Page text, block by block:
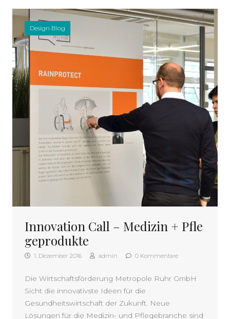
Design Blog
Innovation Call – Medizin + Pfle
geprodukte
1. Dezember 2016 admin 0 Kommentare
Die Wirtschaftsförderung Metropole Ruhr GmbH
Sicht die innovativste Ideen für die
Gesundheitswirtschaft der Zukunft. Neue
Lösungen für die Medizin- und Pflegebranche sind